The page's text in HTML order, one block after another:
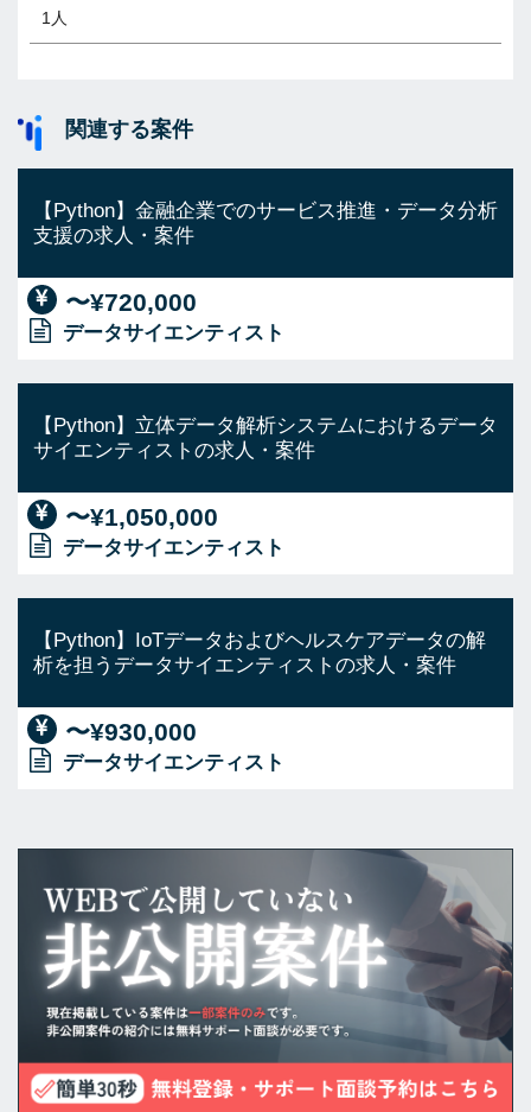
1人
関連する案件
【Python】金融企業でのサービス推進・データ分析
支援の求人・案件
〜¥720,000
データサイエンティスト
【Python】立体データ解析システムにおけるデータ
サイエンティストの求人・案件
〜¥1,050,000
データサイエンティスト
【Python】IoTデータおよびヘルスケアデータの解
析を担うデータサイエンティストの求人・案件
〜¥930,000
データサイエンティスト